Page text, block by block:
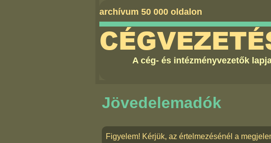
archívum 50 000 oldalon
A cég- és intézményvezetők
Jövedelemadók
Figyelem! Kérjük, az értelmezésénél a